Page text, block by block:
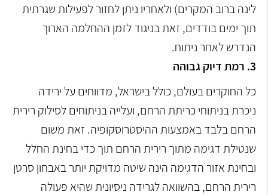
לינה ברוב המקרים) ולאחריו ניתן לחזור לפעילות שגרתית
תוך ימים בודדים, זאת בניגוד לזמן ההחלמה הארוך
הנדרש לאחר ניתוח.
3. רמת דיוק גבוהה
כל החוקרים בעולם, כולל בישראל, מדווחים על ירידה
ניכרת בניתוחי כריתת הרחם, ועלייה בניתוחים לסילוק רירית
הרחם בלבד באמצעות ההיסטרוסקופיה. זאת משום
שנטילת דגימה מתוך רירית הרחם תוך כדי בחינת החלל
ובחינת אזור הדגימה הינה שיטה מדויקת יותר באבחון סרטן
רירית הרחם, בהשוואה לגרידה ניסיונית שהיא פעולה